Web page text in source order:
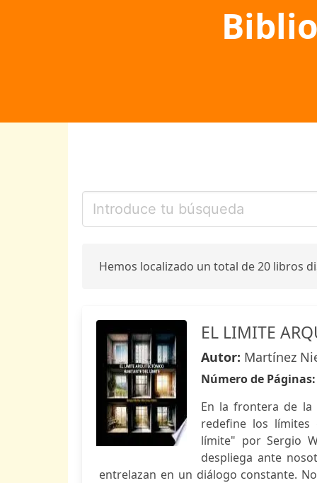
Hemos localizado un total de 20 libros
EL LIMITE
Autor: Martínez
Número de Páginas:
En la frontera de la
redefine los límites
límite" por Sergio
despliega ante
entrelazan en un diálogo constante.